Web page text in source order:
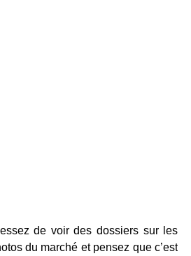
de voir des dossiers sur les
du marché et pensez que c’est